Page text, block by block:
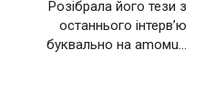
Розібрала його тези з
останнього інтерв’ю
буквально на аmомu…